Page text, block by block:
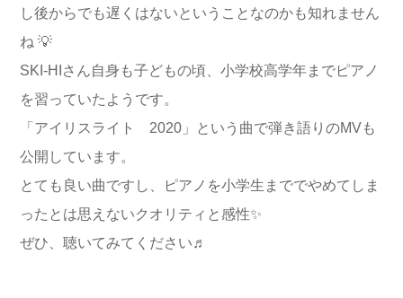
し後からでも遅くはないということなのかも知れません
ね 💡
SKI-HIさん自身も子どもの頃、小学校高学年までピアノ
を習っていたようです。
「アイリスライト 2020」という曲で弾き語りのMVも
公開しています。
とても良い曲ですし、ピアノを小学生まででやめてしま
ったとは思えないクオリティと感性✨
ぜひ、聴いてみてください♬